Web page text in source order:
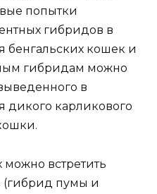
попытки
гибридов в
бенгальских кошек и
гибридам можно
в
дикого карликового
можно встретить
(гибрид пумы и